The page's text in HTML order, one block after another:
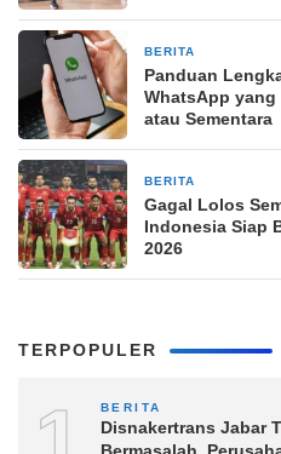
BERITA
Panduan
WhatsApp yang
atau Sementara
BERITA
Gagal Lolos
Indonesia Siap
2026
TERPOPULER
BERITA
Disnakertrans Jabar